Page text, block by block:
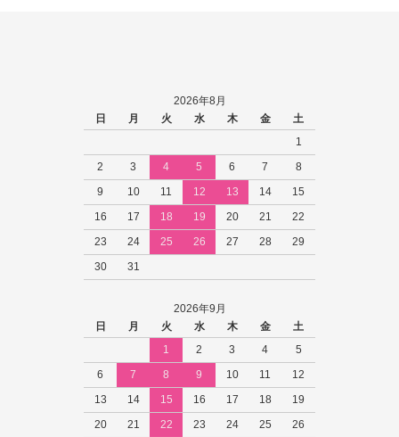
2026年8月
日
月 火 水 木 金
土
1
2
3 4 5 6 7
8
9
10 11 12 13 14
15
16
17 18 19 20 21
22
23
24 25 26 27 28
29
30
31
2026年9月
日
月 火 水 木 金
土
1
2 3 4
5
6
7 8 9 10 11
12
13
14 15 16 17 18
19
20
21 22 23 24 25
26